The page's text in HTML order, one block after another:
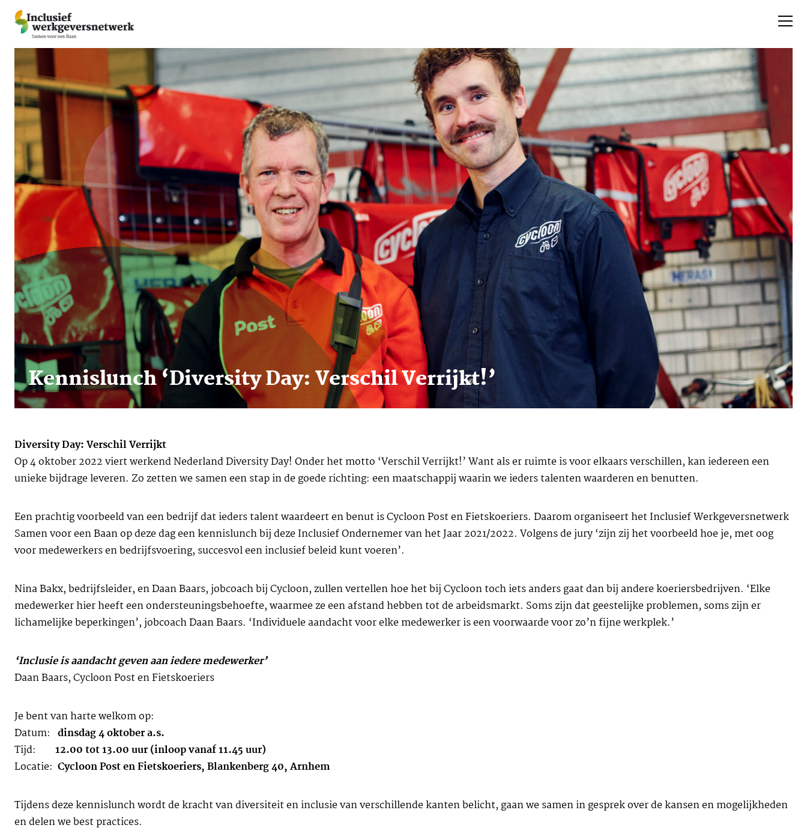
Kennislunch ‘Diversity Day: Verschil Verrijkt!’
Diversity Day: Verschil Verrijkt
Op 4 oktober 2022 viert werkend Nederland Diversity Day! Onder het motto ‘Verschil Verrijkt!’ Want als er ruimte is voor elkaars verschillen, kan iedereen een
unieke bijdrage leveren. Zo zetten we samen een stap in de goede richting: een maatschappij waarin we ieders talenten waarderen en benutten.
Een prachtig voorbeeld van een bedrijf dat ieders talent waardeert en benut is Cycloon Post en Fietskoeriers. Daarom organiseert het Inclusief Werkgeversnetwerk
Samen voor een Baan op deze dag een kennislunch bij deze Inclusief Ondernemer van het Jaar 2021/2022. Volgens de jury ‘zijn zij het voorbeeld hoe je, met oog
voor medewerkers en bedrijfsvoering, succesvol een inclusief beleid kunt voeren’.
Nina Bakx, bedrijfsleider, en Daan Baars, jobcoach bij Cycloon, zullen vertellen hoe het bij Cycloon toch iets anders gaat dan bij andere koeriersbedrijven. ‘Elke
medewerker hier heeft een ondersteuningsbehoefte, waarmee ze een afstand hebben tot de arbeidsmarkt. Soms zijn dat geestelijke problemen, soms zijn er
lichamelijke beperkingen’, jobcoach Daan Baars. ‘Individuele aandacht voor elke medewerker is een voorwaarde voor zo’n fijne werkplek.’
‘Inclusie is aandacht geven aan iedere medewerker’
Daan Baars, Cycloon Post en Fietskoeriers
Je bent van harte welkom op:
Datum: dinsdag 4 oktober a.s.
Tijd: 12.00 tot 13.00 uur (inloop vanaf 11.45 uur)
Locatie: Cycloon Post en Fietskoeriers, Blankenberg 40, Arnhem
Tijdens deze kennislunch wordt de kracht van diversiteit en inclusie van verschillende kanten belicht, gaan we samen in gesprek over de kansen en mogelijkheden
en delen we best practices.